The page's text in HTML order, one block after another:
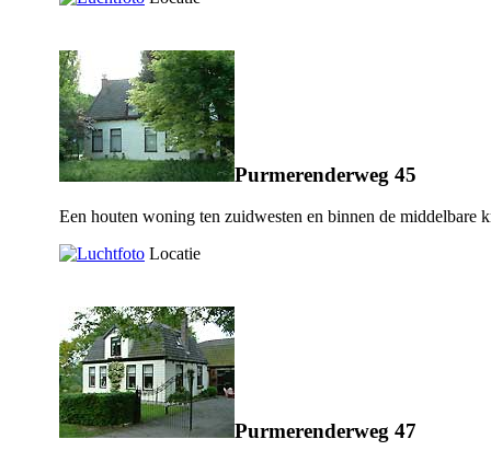
Purmerenderweg 45
Een houten woning ten zuidwesten en binnen de middelbare
Locatie
Purmerenderweg 47